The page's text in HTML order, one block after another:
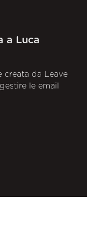
a Luca
creata da Leave
le email